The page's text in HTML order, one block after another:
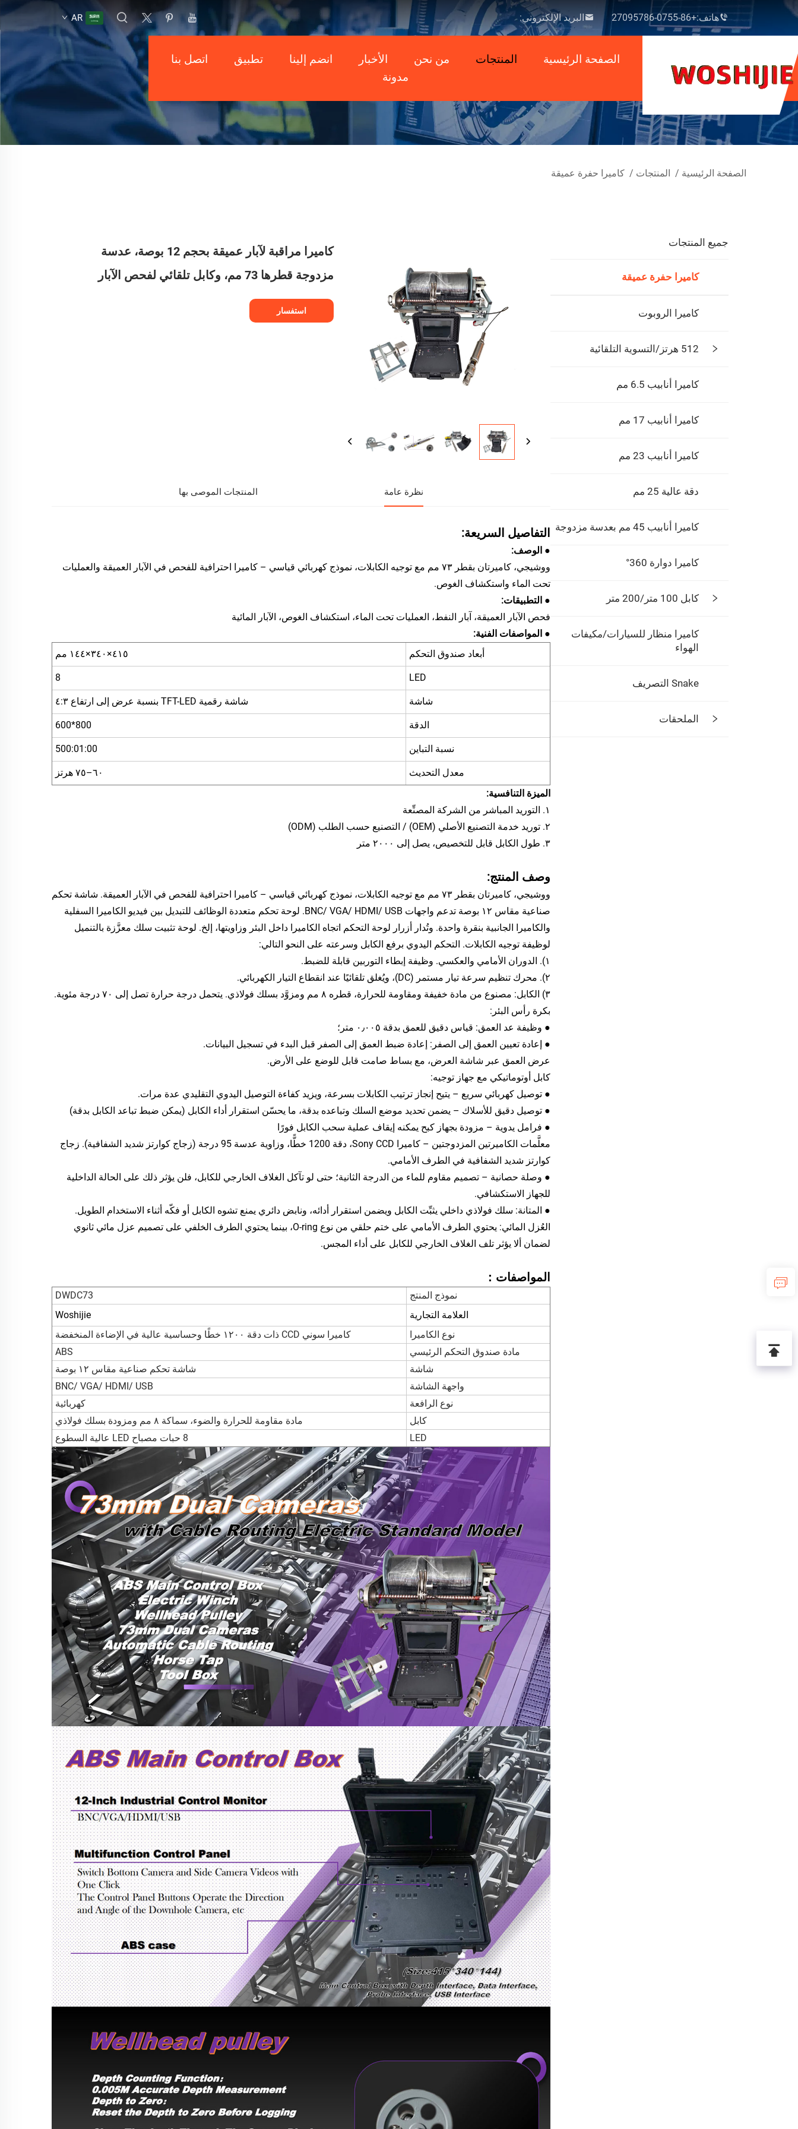
هاتف:+86-0755-27095786 البريد الإلكتروني: AR
الصفحة الرئيسية المنتجات من نحن الأخبار انضم إلينا تطبيق
اتصل بنا
مدونة
الصفحة الرئيسية / المنتجات / كاميرا حفرة عميقة
جميع المنتجات
كاميرا حفرة عميقة
كاميرا الروبوت
512 هرتز/التسوية التلقائية
كاميرا أنابيب 6.5 مم
كاميرا أنابيب 17 مم
كاميرا أنابيب 23 مم
دقة عالية 25 مم
كاميرا أنابيب 45 مم بعدسة مزدوجة
كاميرا دوارة 360°
كابل 100 متر/200 متر
كاميرا منظار للسيارات/مكيفات
الهواء
Snake التصريف
الملحقات
كاميرا مراقبة لآبار عميقة بحجم 12 بوصة، عدسة
مزدوجة قطرها 73 مم، وكابل تلقائي لفحص الآبار
استفسار
نظرة عامة المنتجات الموصى بها
التفاصيل السريعة:
● الوصف:
ووشيجي، كاميرتان بقطر ٧٣ مم مع توجيه الكابلات، نموذج كهربائي قياسي – كاميرا احترافية للفحص في الآبار العميقة والعمليات
تحت الماء واستكشاف الغوص.
● التطبيقات:
فحص الآبار العميقة، آبار النفط، العمليات تحت الماء، استكشاف الغوص، الآبار المائية
● المواصفات الفنية:
أبعاد صندوق التحكم
٤١٥×٣٤٠×١٤٤ مم
LED
8
شاشة شاشة رقمية TFT-LED بنسبة عرض إلى ارتفاع ٤:٣
الدقة 800*600
نسبة التباين 500:01:00
معدل التحديث
٦٠–٧٥ هرتز
الميزة التنافسية:
١. التوريد المباشر من الشركة المصنِّعة
٢. توريد خدمة التصنيع الأصلي (OEM) / التصنيع حسب الطلب (ODM)
٣. طول الكابل قابل للتخصيص، يصل إلى ٢٠٠٠ متر
وصف المنتج:
ووشيجي، كاميرتان بقطر ٧٣ مم مع توجيه الكابلات، نموذج كهربائي قياسي – كاميرا احترافية للفحص في الآبار العميقة. شاشة تحكم
صناعية مقاس ١٢ بوصة تدعم واجهات BNC/ VGA/ HDMI/ USB. لوحة تحكم متعددة الوظائف للتبديل بين فيديو الكاميرا السفلية
والكاميرا الجانبية بنقرة واحدة. وتُدار أزرار لوحة التحكم اتجاه الكاميرا داخل البئر وزاويتها، إلخ. لوحة تثبيت سلك معزَّزة بالتنميل
لوظيفة توجيه الكابلات. التحكم اليدوي برفع الكابل وسرعته على النحو التالي:
١). الدوران الأمامي والعكسي. وظيفة إبطاء التوربين قابلة للضبط.
٢). محرك تنظيم سرعة تيار مستمر (DC)، ويُغلق تلقائيًا عند انقطاع التيار الكهربائي.
٣) الكابل: مصنوع من مادة خفيفة ومقاومة للحرارة، قطره ٨ مم ومزوَّد بسلك فولاذي. يتحمل درجة حرارة تصل إلى ٧٠ درجة مئوية.
بكرة رأس البئر:
● وظيفة عد العمق: قياس دقيق للعمق بدقة ٠٫٠٠٥ متر؛
● إعادة تعيين العمق إلى الصفر: إعادة ضبط العمق إلى الصفر قبل البدء في تسجيل البيانات.
عرض العمق عبر شاشة العرض، مع بساط صامت قابل للوضع على الأرض.
كابل أوتوماتيكي مع جهاز توجيه:
● توصيل كهربائي سريع – يتيح إنجاز ترتيب الكابلات بسرعة، ويزيد كفاءة التوصيل اليدوي التقليدي عدة مرات.
● توصيل دقيق للأسلاك – يضمن تحديد موضع السلك وتباعده بدقة، ما يحسّن استقرار أداء الكابل (يمكن ضبط تباعد الكابل بدقة)
● فرامل يدوية – مزودة بجهاز كبح يمكنه إيقاف عملية سحب الكابل فورًا
معلَّمات الكاميرتين المزدوجتين – كاميرا Sony CCD، دقة 1200 خطًّا، وزاوية عدسة 95 درجة (زجاج كوارتز شديد الشفافية). زجاج
كوارتز شديد الشفافية في الطرف الأمامي.
● وصلة حصانية – تصميم مقاوم للماء من الدرجة الثانية؛ حتى لو تآكل الغلاف الخارجي للكابل، فلن يؤثر ذلك على الحالة الداخلية
للجهاز الاستكشافي.
● المتانة: سلك فولاذي داخلي يثبِّت الكابل ويضمن استقرار أدائه، ونابض دائري يمنع تشوه الكابل أو فكّه أثناء الاستخدام الطويل.
العُزل المائي: يحتوي الطرف الأمامي على ختم حلقي من نوع O-ring، بينما يحتوي الطرف الخلفي على تصميم عزل مائي ثانوي
لضمان ألا يؤثر تلف الغلاف الخارجي للكابل على أداء المجس.
المواصفات：
نموذج المنتج
DWDC73
العلامة التجارية
Woshijie
نوع الكاميرا
كاميرا سوني CCD ذات دقة ١٢٠٠ خطًا وحساسية عالية في الإضاءة المنخفضة
مادة صندوق التحكم الرئيسي
ABS
شاشة
شاشة تحكم صناعية مقاس ١٢ بوصة
واجهة الشاشة
BNC/ VGA/ HDMI/ USB
نوع الرافعة
كهربائية
كابل
مادة مقاومة للحرارة والضوء، سماكة ٨ مم ومزودة بسلك فولاذي
LED
8 حبات مصباح LED عالية السطوع